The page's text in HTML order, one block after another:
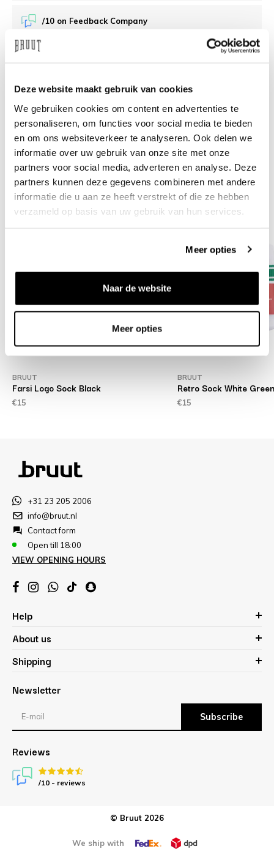
Deze website maakt gebruik van cookies
We gebruiken cookies om content en advertenties te
personaliseren, om functies voor social media te bieden
en om ons websiteverkeer te analyseren. Ook delen we
informatie over uw gebruik van onze site met onze
partners voor social media, adverteren en analyse. Deze
partners kunnen deze gegevens combineren met andere
informatie die u aan ze heeft verstrekt of die ze hebben
verzameld op basis van uw gebruik van hun services.
Meer opties
Naar de website
Meer opties
/10 on Feedback Company
info@bruut.nl Live chat Whatsapp
About this product
Shipment and returns
Related products
BRUUT
Farsi Logo Sock Black
€15
BRUUT
Retro Sock White Green
€15
+31 23 205 2006
info@bruut.nl
Contact form
Open till 18:00
VIEW OPENING HOURS
Help
About us
Shipping
Newsletter
Subscribe
Reviews
/10 - reviews
© Bruut 2026
We ship with